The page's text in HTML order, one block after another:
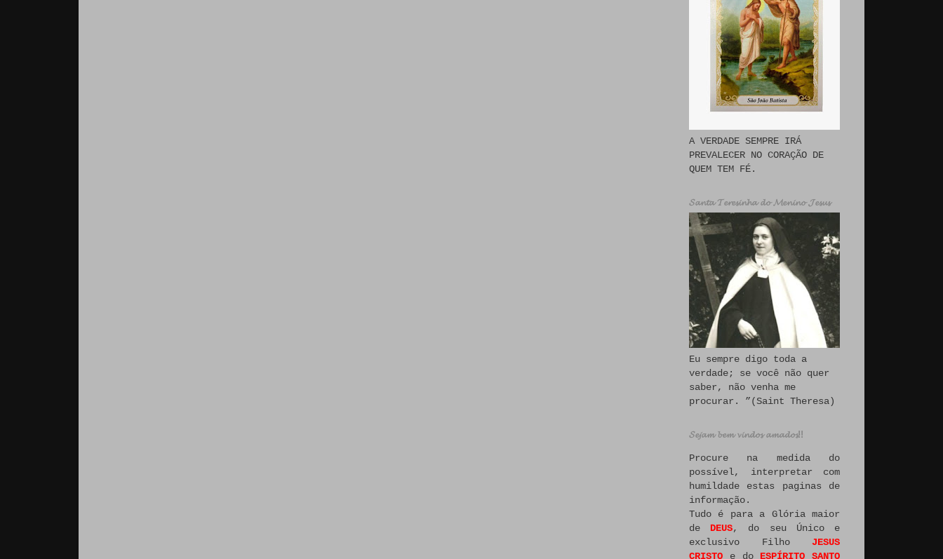
A VERDADE SEMPRE IRÁ
PREVALECER NO CORAÇÃO DE
QUEM TEM FÉ.
𝓢𝓪𝓷𝓽𝓪 𝓣𝓮𝓻𝓮𝓼𝓲𝓷𝓱𝓪 𝓭𝓸 𝓜𝓮𝓷𝓲𝓷𝓸 𝓙𝓮𝓼𝓾𝓼
Eu sempre digo toda a
verdade; se você não quer
saber, não venha me
procurar. ”(Saint Theresa)
𝓢𝓮𝓳𝓪𝓶 𝓫𝓮𝓶 𝓿𝓲𝓷𝓭𝓸𝓼 𝓪𝓶𝓪𝓭𝓸𝓼!!
Procure na medida do
possível, interpretar com
humildade estas paginas de
informação.
Tudo é para a Glória maior
de DEUS, do seu Único e
exclusivo Filho JESUS
CRISTO e do ESPÍRITO SANTO